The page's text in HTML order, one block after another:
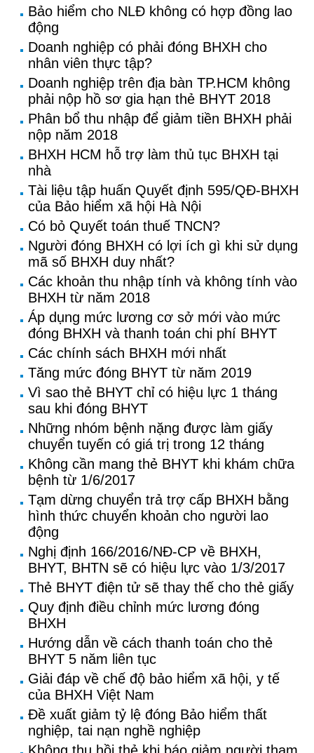
Bảo hiểm cho NLĐ không có hợp đồng lao
động
Doanh nghiệp có phải đóng BHXH cho
nhân viên thực tập?
Doanh nghiệp trên địa bàn TP.HCM không
phải nộp hồ sơ gia hạn thẻ BHYT 2018
Phân bổ thu nhập để giảm tiền BHXH phải
nộp năm 2018
BHXH HCM hỗ trợ làm thủ tục BHXH tại
nhà
Tài liệu tập huấn Quyết định 595/QĐ-BHXH
của Bảo hiểm xã hội Hà Nội
Có bỏ Quyết toán thuế TNCN?
Người đóng BHXH có lợi ích gì khi sử dụng
mã số BHXH duy nhất?
Các khoản thu nhập tính và không tính vào
BHXH từ năm 2018
Áp dụng mức lương cơ sở mới vào mức
đóng BHXH và thanh toán chi phí BHYT
Các chính sách BHXH mới nhất
Tăng mức đóng BHYT từ năm 2019
Vì sao thẻ BHYT chỉ có hiệu lực 1 tháng
sau khi đóng BHYT
Những nhóm bệnh nặng được làm giấy
chuyển tuyến có giá trị trong 12 tháng
Không cần mang thẻ BHYT khi khám chữa
bệnh từ 1/6/2017
Tạm dừng chuyển trả trợ cấp BHXH bằng
hình thức chuyển khoản cho người lao
động
Nghị định 166/2016/NĐ-CP về BHXH,
BHYT, BHTN sẽ có hiệu lực vào 1/3/2017
Thẻ BHYT điện tử sẽ thay thế cho thẻ giấy
Quy định điều chỉnh mức lương đóng
BHXH
Hướng dẫn về cách thanh toán cho thẻ
BHYT 5 năm liên tục
Giải đáp về chế độ bảo hiểm xã hội, y tế
của BHXH Việt Nam
Đề xuất giảm tỷ lệ đóng Bảo hiểm thất
nghiệp, tai nạn nghề nghiệp